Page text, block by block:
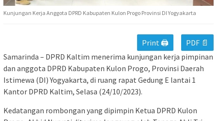
Kunjungan Kerja Anggota DPRD Kabupaten Kulon Progo Provinsi DI Yogyakarta
Print 🖨
PDF 📄
Samarinda – DPRD Kaltim menerima kunjungan kerja pimpinan
dan anggota DPRD Kabupaten Kulon Progo, Provinsi Daerah
Istimewa (DI) Yogyakarta, di ruang rapat Gedung E lantai 1
Kantor DPRD Kaltim, Selasa (24/10/2023).
Kedatangan rombongan yang dipimpin Ketua DPRD Kulon